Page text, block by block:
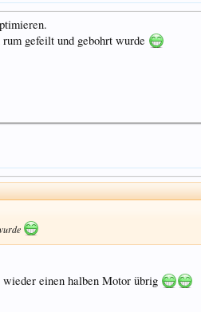
gefeilt und gebohrt wurde
wieder einen halben Motor übrig